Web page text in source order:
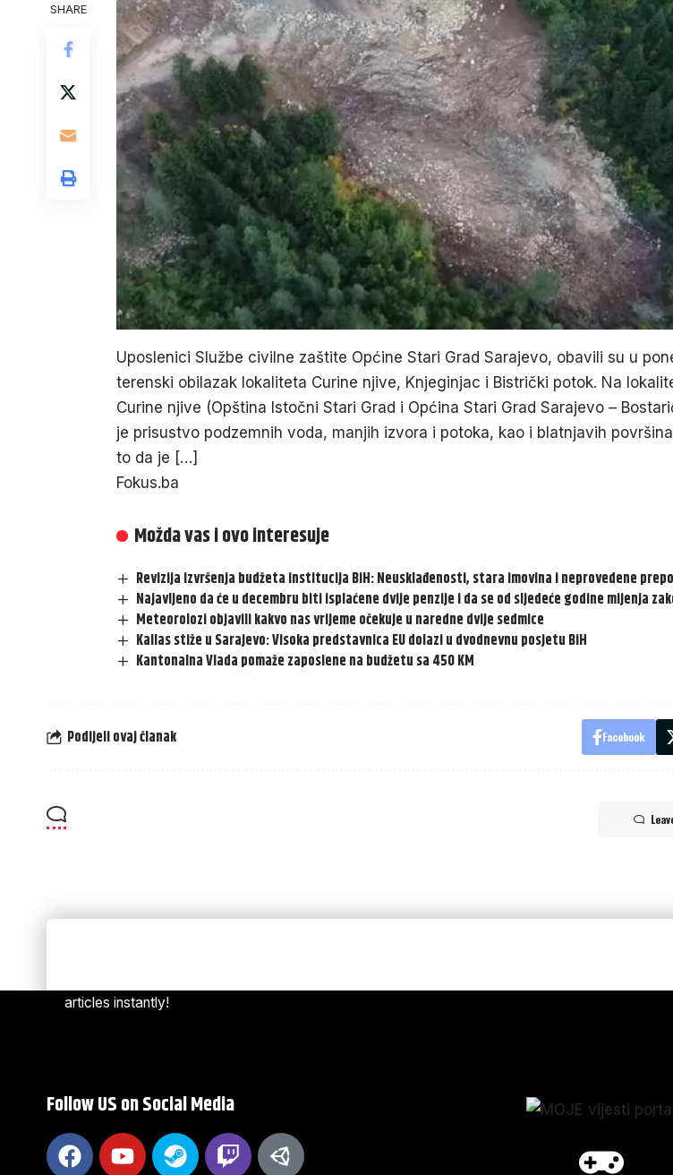
SHARE
Uposlenici Službe civilne zaštite Općine Stari Grad Sarajevo, obavili su u
terenski obilazak lokaliteta Curine njive, Knjeginjac i Bistrički potok. Na
Curine njive (Opština Istočni Stari Grad i Općina Stari Grad Sarajevo –
je prisustvo podzemnih voda, manjih izvora i potoka, kao i blatnjavih
to da je […]
Fokus.ba
Možda vas i ovo interesuje
Revizija izvršenja budžeta institucija BiH: Neusklađenosti, stara imovina i neprovedene
Najavljeno da će u decembru biti isplaćene dvije penzije i da se od sljedeće godine mijenja
Meteorolozi objavili kakvo nas vrijeme očekuje u naredne dvije sedmice
Kallas stiže u Sarajevo: Visoka predstavnica EU dolazi u dvodnevnu posjetu BiH
Kantonalna Vlada pomaže zaposlene na budžetu sa 450 KM
Podijeli ovaj članak Facebook
articles instantly!
Follow US on Social Media